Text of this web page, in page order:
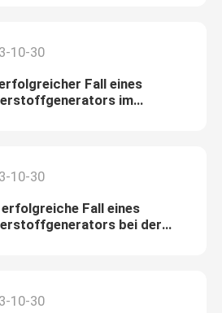
10-30
Fall eines
im
10-30
erfolgreiche Fall eines
bei der
10-30